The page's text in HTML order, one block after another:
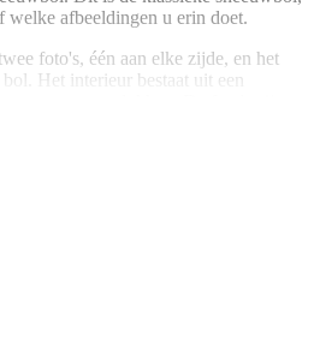
welke afbeeldingen u erin doet.
foto's, één aan elke zijde, en het
Het interieur bestaat uit een
van sneeuwvlokken. De foto's zijn
en u kunt de afbeelding veranderen
met uw favoriete foto's of
u dat wilt, kunt u één van onze
wens aanpassen.